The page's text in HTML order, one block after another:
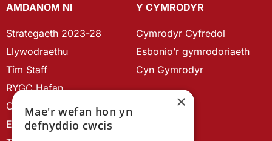
AMDANOM NI
Strategaeth 2023-28
Llywodraethu
Tîm Staff
RYGC Hafan
Canllawiau brandio
Ein Hanes
Y CYMRODYR
Cymrodyr Cyfredol
Esbonio’r gymrodoriaeth
Cyn Gymrodyr
×
Mae'r wefan hon yn
defnyddio cwcis